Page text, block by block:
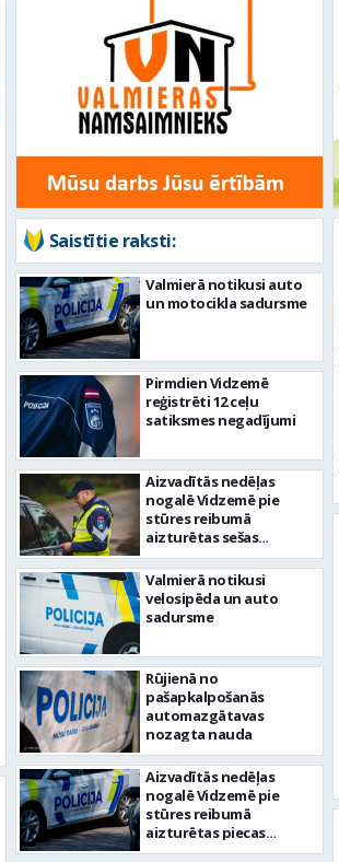
Saistītie raksti:
Valmierā notikusi auto
un motocikla sadursme
Pirmdien Vidzemē
reģistrēti 12 ceļu
satiksmes negadījumi
Aizvadītās nedēļas
nogalē Vidzemē pie
stūres reibumā
aizturētas sešas
personas
Valmierā notikusi
velosipēda un auto
sadursme
Rūjienā no
pašapkalpošanās
automazgātavas
nozagta nauda
Aizvadītās nedēļas
nogalē Vidzemē pie
stūres reibumā
aizturētas piecas
personas